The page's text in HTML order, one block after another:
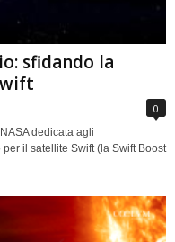
sfidando la
0
dedicata agli
il satellite Swift (la Swift Boost